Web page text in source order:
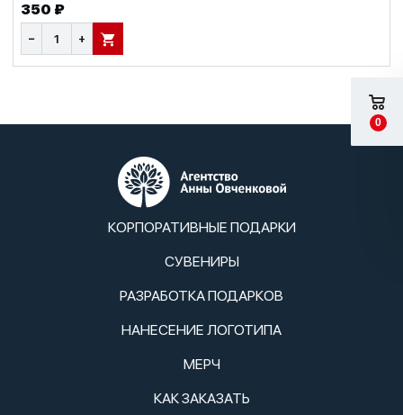
350 ₽
− + В КОРЗИНУ
КОРПОРАТИВНЫЕ ПОДАРКИ
СУВЕНИРЫ
РАЗРАБОТКА ПОДАРКОВ
НАНЕСЕНИЕ ЛОГОТИПА
МЕРЧ
КАК ЗАКАЗАТЬ
0